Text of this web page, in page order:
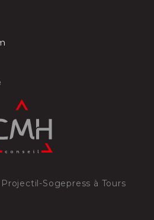
Projectil-Sogepress à Tours